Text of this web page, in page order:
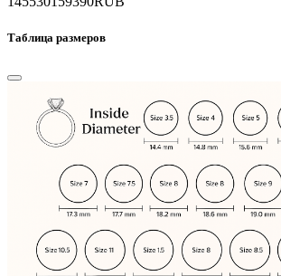
Таблица размеров